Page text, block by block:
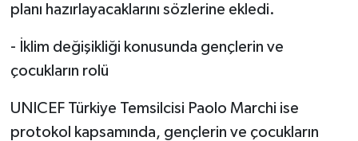
planı hazırlayacaklarını sözlerine ekledi.
- İklim değişikliği konusunda gençlerin ve
çocukların rolü
UNICEF Türkiye Temsilcisi Paolo Marchi ise
protokol kapsamında, gençlerin ve çocukların